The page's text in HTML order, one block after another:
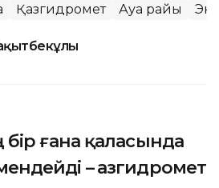
Қазгидромет Ауа райы
бір ғана қаласында
– Қазгидромет